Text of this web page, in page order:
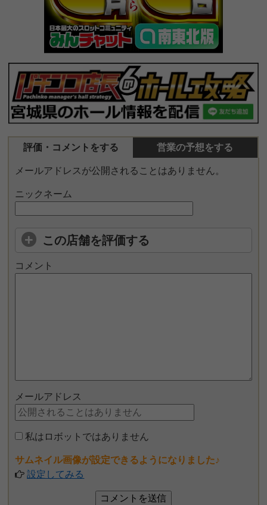
評価・コメントをする 営業の予想をする
メールアドレスが公開されることはありません。
ニックネーム
この店舗を評価する
コメント
メールアドレス
私はロボットではありません
サムネイル画像が設定できるようになりました♪
設定してみる